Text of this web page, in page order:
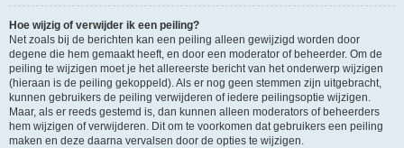
Hoe wijzig of verwijder ik een peiling?
Net zoals bij de berichten kan een peiling alleen gewijzigd worden door
degene die hem gemaakt heeft, en door een moderator of beheerder. Om de
peiling te wijzigen moet je het allereerste bericht van het onderwerp wijzigen
(hieraan is de peiling gekoppeld). Als er nog geen stemmen zijn uitgebracht,
kunnen gebruikers de peiling verwijderen of iedere peilingsoptie wijzigen.
Maar, als er reeds gestemd is, dan kunnen alleen moderators of beheerders
hem wijzigen of verwijderen. Dit om te voorkomen dat gebruikers een peiling
maken en deze daarna vervalsen door de opties te wijzigen.